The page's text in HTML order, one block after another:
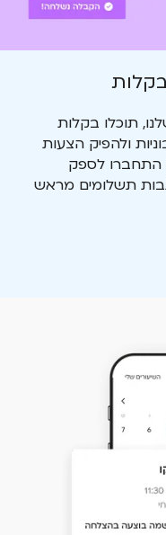
תוכלו בקלות
ולהפיק הצעות
לספק
תשלומים מראש